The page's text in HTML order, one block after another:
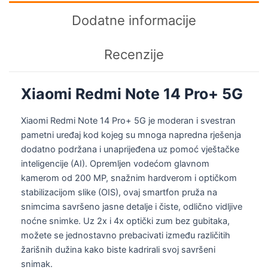
Dodatne informacije
Recenzije
Xiaomi Redmi Note 14 Pro+ 5G
Xiaomi Redmi Note 14 Pro+ 5G je moderan i svestran
pametni uređaj kod kojeg su mnoga napredna rješenja
dodatno podržana i unaprijeđena uz pomoć vještačke
inteligencije (AI). Opremljen vodećom glavnom
kamerom od 200 MP, snažnim hardverom i optičkom
stabilizacijom slike (OIS), ovaj smartfon pruža na
snimcima savršeno jasne detalje i čiste, odlično vidljive
noćne snimke. Uz 2x i 4x optički zum bez gubitaka,
možete se jednostavno prebacivati ​​između različitih
žarišnih dužina kako biste kadrirali svoj savršeni
snimak.